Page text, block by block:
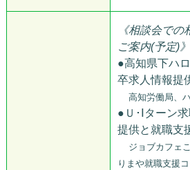
《相談会で
ご案内(予定)》
●高知県下ハ
卒求人情報提
高知労働局、
●Ｕ･Ⅰターン
提供と就職支
ジョブカフェ
りまや就職支援